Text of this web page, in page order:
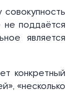
не поддаётся
является
конкретный
«несколько